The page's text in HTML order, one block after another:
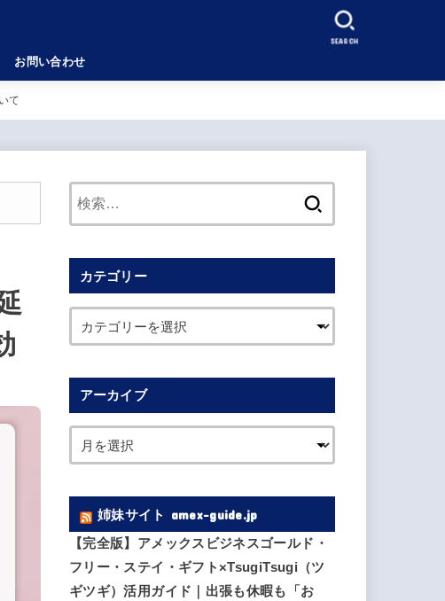
お問い合わせ
SEARCH
て
カテゴリー
アーカイブ
姉妹サイト amex-guide.jp
【完全版】アメックスビジネスゴールド・
フリー・ステイ・ギフト×TsugiTsugi（ツ
ギツギ）活用ガイド｜出張も休暇も「お